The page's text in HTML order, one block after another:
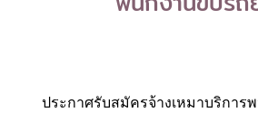
ประกาศรับสมัครจ้างเหมาบริการ